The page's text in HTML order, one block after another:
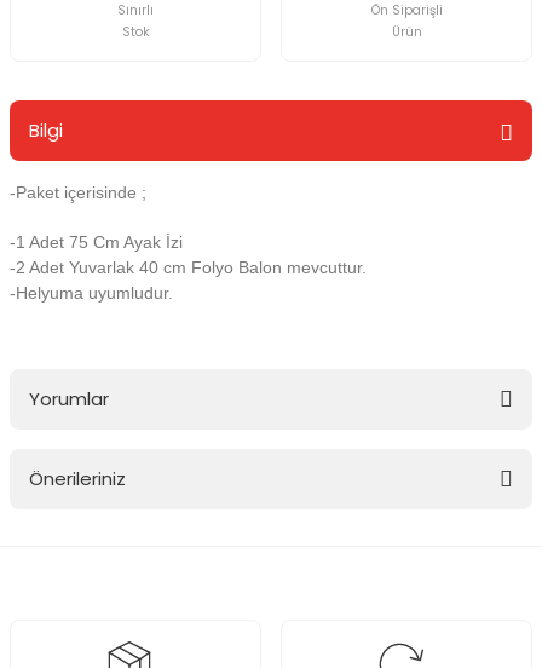
Sınırlı
Stok
Ön Siparişli
Ürün
Bilgi
-Paket içerisinde ;
-1 Adet 75 Cm Ayak İzi
-2 Adet Yuvarlak 40 cm Folyo Balon mevcuttur.
-Helyuma uyumludur.
Yorumlar
Önerileriniz